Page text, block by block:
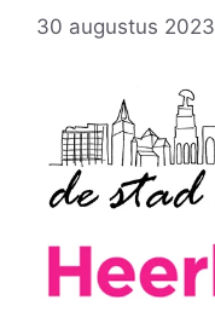
30 augustus 2023